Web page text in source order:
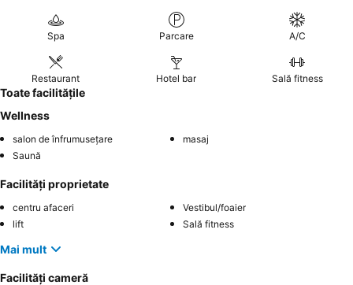
Spa Parcare A/C
Restaurant Hotel bar Sală fitness
Toate facilitățile
Wellness
salon de înfrumusețare
masaj
Saună
Facilități proprietate
centru afaceri
Vestibul/foaier
lift
Sală fitness
Mai mult
Facilități cameră